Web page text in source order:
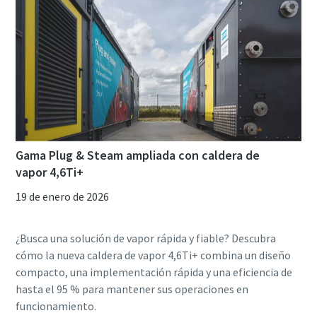
Gama Plug & Steam ampliada con caldera de
vapor 4,6Ti+
19 de enero de 2026
¿Busca una solución de vapor rápida y fiable? Descubra
cómo la nueva caldera de vapor 4,6Ti+ combina un diseño
compacto, una implementación rápida y una eficiencia de
hasta el 95 % para mantener sus operaciones en